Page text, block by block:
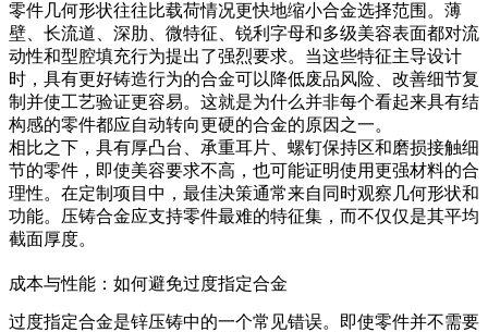
零件几何形状往往比载荷情况更快地缩小合金选择范围。薄
壁、长流道、深肋、微特征、锐利字母和多级美容表面都对流
动性和型腔填充行为提出了强烈要求。当这些特征主导设计
时，具有更好铸造行为的合金可以降低废品风险、改善细节复
制并使工艺验证更容易。这就是为什么并非每个看起来具有结
构感的零件都应自动转向更硬的合金的原因之一。
相比之下，具有厚凸台、承重耳片、螺钉保持区和磨损接触细
节的零件，即使美容要求不高，也可能证明使用更强材料的合
理性。在定制项目中，最佳决策通常来自同时观察几何形状和
功能。压铸合金应支持零件最难的特征集，而不仅仅是其平均
截面厚度。
成本与性能：如何避免过度指定合金
过度指定合金是锌压铸中的一个常见错误。即使零件并不需要